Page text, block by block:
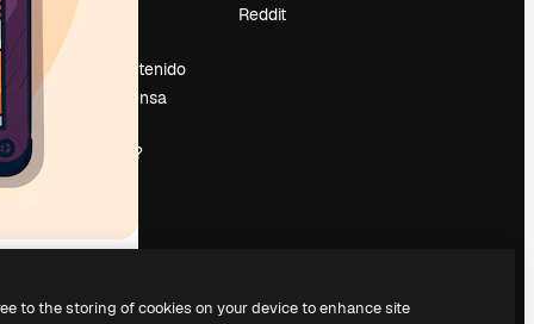
Eventos
Slidesgo
Vender contenido
Sala de prensa
magnific.ai?
Reddit
to the storing of cookies on your device to enhance site